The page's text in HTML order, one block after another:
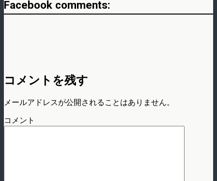
Facebook comments:
コメントを残す
メールアドレスが公開されることはありません。
コメント